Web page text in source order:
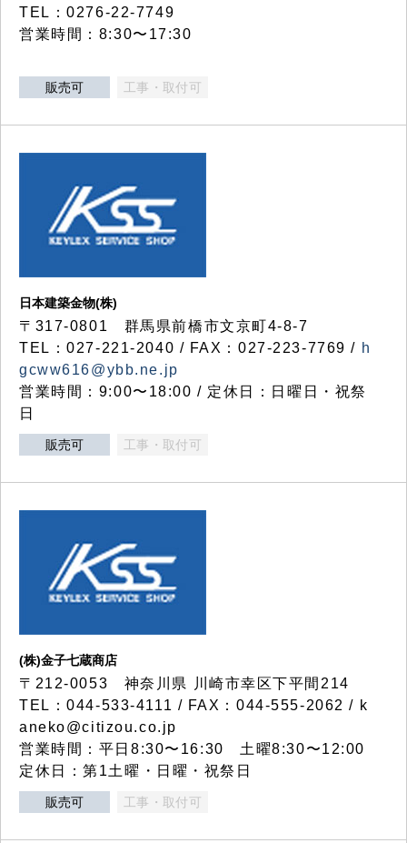
TEL：0276-22-7749
営業時間：8:30〜17:30
販売可 工事・取付可
日本建築金物(株)
〒317‐0801 群馬県前橋市文京町4-8-7
TEL：027-221-2040 / FAX：027-223-7769 / h
gcww616@ybb.ne.jp
営業時間：9:00〜18:00 / 定休日：日曜日・祝祭
日
販売可 工事・取付可
(株)金子七蔵商店
〒212-0053 神奈川県 川崎市幸区下平間214
TEL：044-533-4111 / FAX：044-555-2062 / k
aneko@citizou.co.jp
営業時間：平日8:30〜16:30 土曜8:30〜12:00
定休日：第1土曜・日曜・祝祭日
販売可 工事・取付可